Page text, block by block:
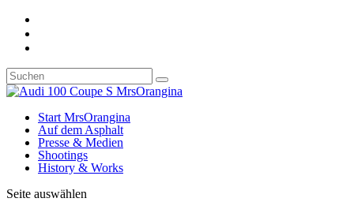
Start MrsOrangina
Auf dem Asphalt
Presse & Medien
Shootings
History & Works
Seite auswählen